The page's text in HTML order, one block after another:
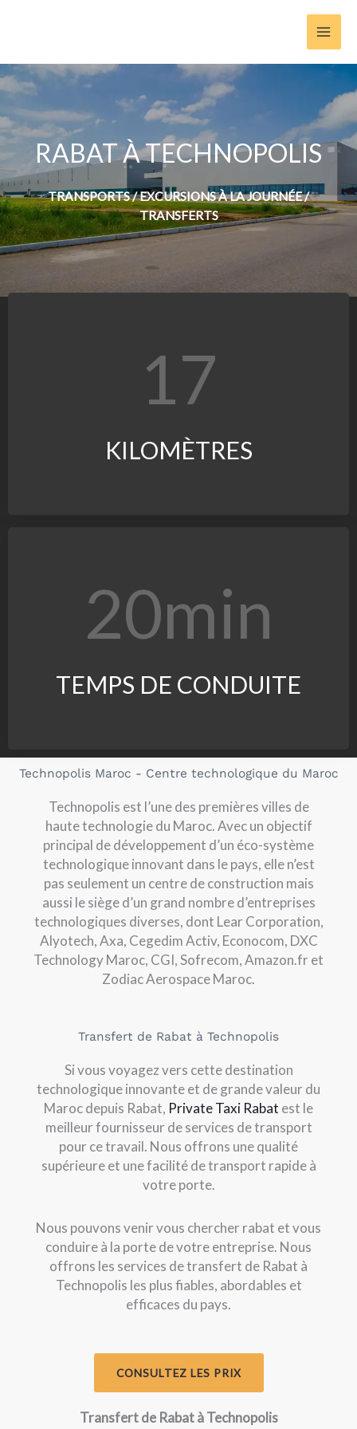
RABAT À TECHNOPOLIS
TRANSPORTS / EXCURSIONS À LA JOURNÉE /
TRANSFERTS
17
KILOMÈTRES
20min
TEMPS DE CONDUITE
Technopolis Maroc - Centre technologique du Maroc
Technopolis est l’une des premières villes de
haute technologie du Maroc. Avec un objectif
principal de développement d’un éco-système
technologique innovant dans le pays, elle n’est
pas seulement un centre de construction mais
aussi le siège d’un grand nombre d’entreprises
technologiques diverses, dont Lear Corporation,
Alyotech, Axa, Cegedim Activ, Econocom, DXC
Technology Maroc, CGI, Sofrecom, Amazon.fr et
Zodiac Aerospace Maroc.
Transfert de Rabat à Technopolis
Si vous voyagez vers cette destination
technologique innovante et de grande valeur du
Maroc depuis Rabat, Private Taxi Rabat est le
meilleur fournisseur de services de transport
pour ce travail. Nous offrons une qualité
supérieure et une facilité de transport rapide à
votre porte.
Nous pouvons venir vous chercher rabat et vous
conduire à la porte de votre entreprise. Nous
offrons les services de transfert de Rabat à
Technopolis les plus fiables, abordables et
efficaces du pays.
CONSULTEZ LES PRIX
​Transfert de Rabat à Technopolis